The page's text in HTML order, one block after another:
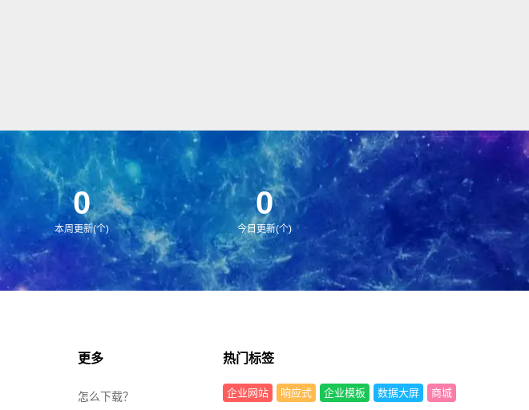
0
本周更新(个)
0
今日更新(个)
更多
怎么下载？
热门标签
企业网站 响应式 企业模板 数据大屏 商城